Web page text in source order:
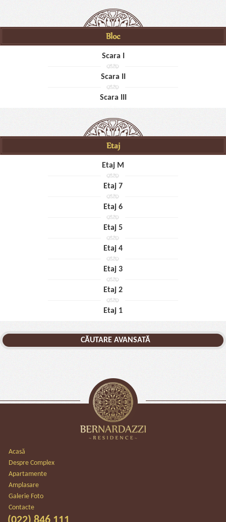
Bloc
Scara I
Scara II
Scara III
Etaj
Etaj M
Etaj 7
Etaj 6
Etaj 5
Etaj 4
Etaj 3
Etaj 2
Etaj 1
CĂUTARE AVANSATĂ
Acasă
Despre Complex
Apartamente
Amplasare
Galerie Foto
Contacte